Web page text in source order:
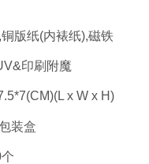
版纸(内裱纸),磁铁
印刷附魔
x W x H)
装盒